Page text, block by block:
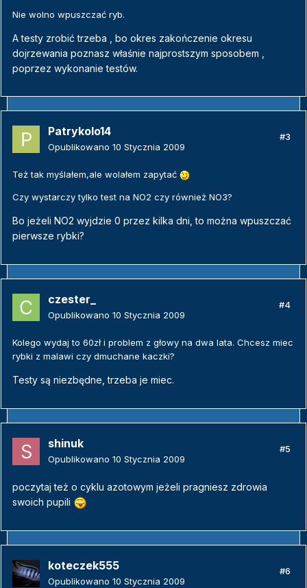
Nie wolno wpuszczać ryb.
A testy zrobić trzeba , bo okres zakończenie okresu
dojrzewania poznasz właśnie najprostszym sposobem ,
poprzez wykonanie testów.
Patrykolo14
Opublikowano 10 Stycznia 2009
#3
Też tak myślałem,ale wolałem zapytać
Czy wystarczy tylko test na NO2 czy również NO3?
Bo jeżeli NO2 wyjdzie 0 przez kilka dni, to można wpuszczać
pierwsze rybki?
czester_
Opublikowano 10 Stycznia 2009
#4
Kolego wydaj to 60zł i problem z głowy na dwa lata. Chcesz miec
rybki z malawi czy dmuchane kaczki?
Testy są niezbędne, trzeba je miec.
shinuk
Opublikowano 10 Stycznia 2009
#5
poczytaj też o cyklu azotowym jeżeli pragniesz zdrowia
swoich pupili
koteczek555
Opublikowano 10 Stycznia 2009
#6